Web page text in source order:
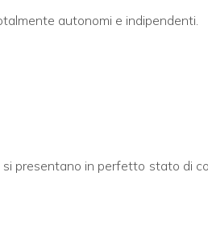
autonomi e indipendenti.
presentano in perfetto stato di